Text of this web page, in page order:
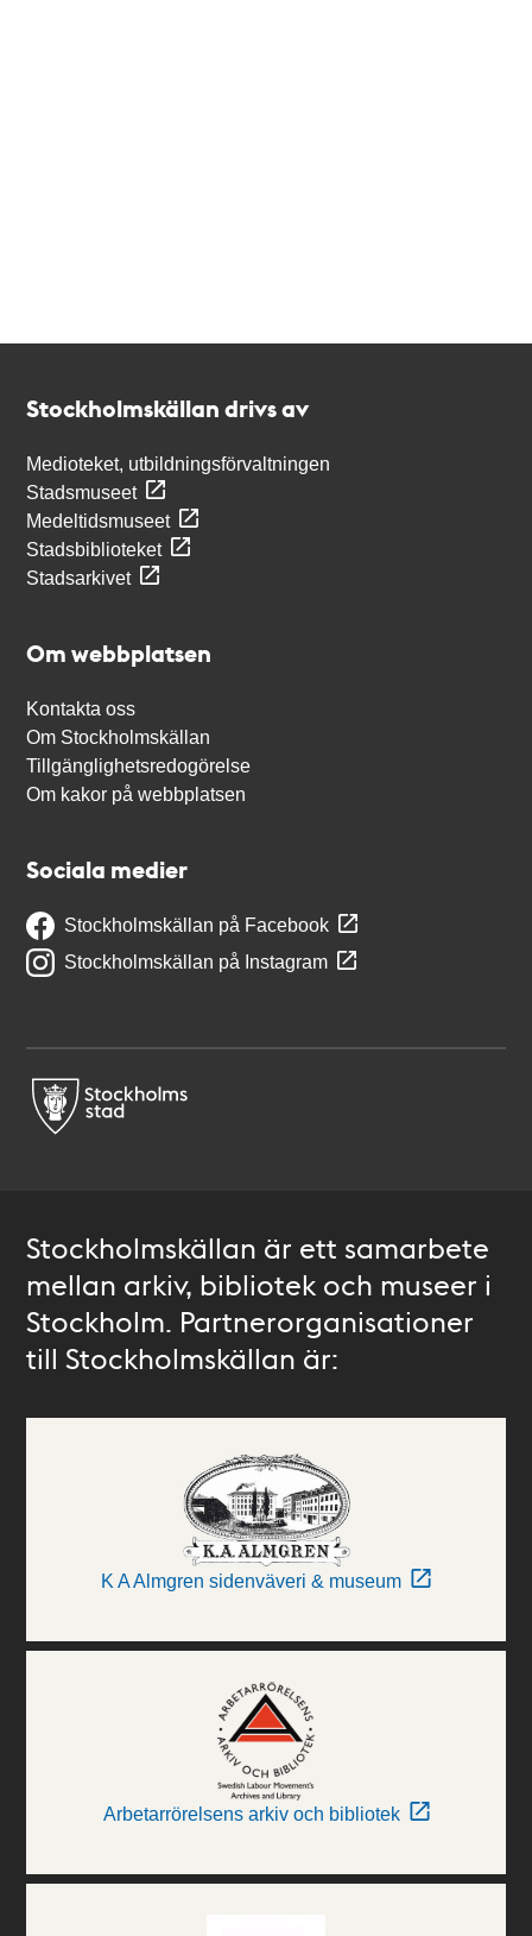
Stockholmskällan drivs av
Medioteket, utbildningsförvaltningen
Stadsmuseet
Medeltidsmuseet
Stadsbiblioteket
Stadsarkivet
Om webbplatsen
Kontakta oss
Om Stockholmskällan
Tillgänglighetsredogörelse
Om kakor på webbplatsen
Sociala medier
Stockholmskällan på Facebook
Stockholmskällan på Instagram
Stockholmskällan är ett samarbete
mellan arkiv, bibliotek och museer i
Stockholm. Partnerorganisationer
till Stockholmskällan är:
K A Almgren sidenväveri & museum
Arbetarrörelsens arkiv och bibliotek